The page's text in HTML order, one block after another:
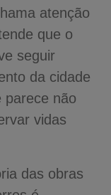
atenção
que o
seguir
da cidade
parece não
vidas
das obras